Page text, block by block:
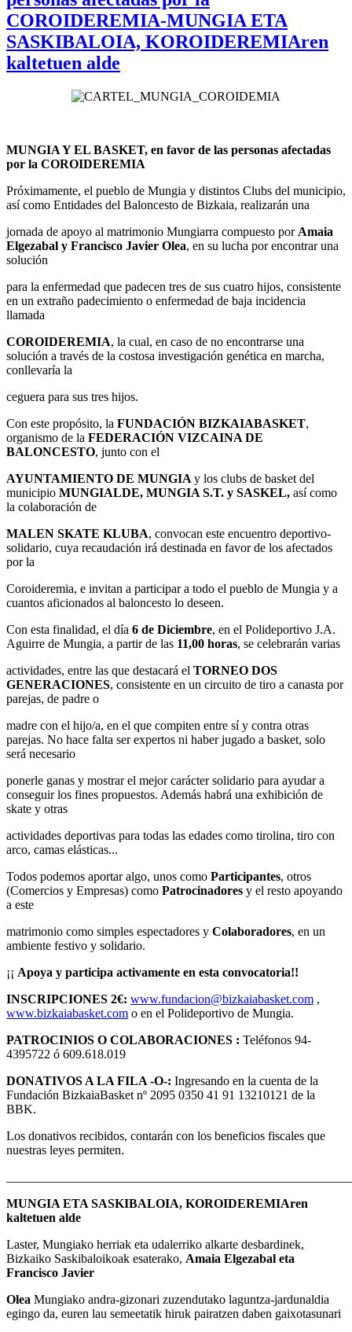
COROIDEREMIA-MUNGIA ETA
SASKIBALOIA, KOROIDEREMIAren
kaltetuen alde
MUNGIA Y EL BASKET, en favor de las personas afectadas
por la COROIDEREMIA
Próximamente, el pueblo de Mungia y distintos Clubs del municipio,
así como Entidades del Baloncesto de Bizkaia, realizarán una
jornada de apoyo al matrimonio Mungiarra compuesto por Amaia
Elgezabal y Francisco Javier Olea, en su lucha por encontrar una
solución
para la enfermedad que padecen tres de sus cuatro hijos, consistente
en un extraño padecimiento o enfermedad de baja incidencia
llamada
COROIDEREMIA, la cual, en caso de no encontrarse una
solución a través de la costosa investigación genética en marcha,
conllevaría la
ceguera para sus tres hijos.
Con este propósito, la FUNDACIÓN BIZKAIABASKET,
organismo de la FEDERACIÓN VIZCAINA DE
BALONCESTO, junto con el
AYUNTAMIENTO DE MUNGIA y los clubs de basket del
municipio MUNGIALDE, MUNGIA S.T. y SASKEL, así como
la colaboración de
MALEN SKATE KLUBA, convocan este encuentro deportivo-
solidario, cuya recaudación irá destinada en favor de los afectados
por la
Coroideremia, e invitan a participar a todo el pueblo de Mungia y a
cuantos aficionados al baloncesto lo deseen.
Con esta finalidad, el día 6 de Diciembre, en el Polideportivo J.A.
Aguirre de Mungia, a partir de las 11,00 horas, se celebrarán varias
actividades, entre las que destacará el TORNEO DOS
GENERACIONES, consistente en un circuito de tiro a canasta por
parejas, de padre o
madre con el hijo/a, en el que compiten entre sí y contra otras
parejas. No hace falta ser expertos ni haber jugado a basket, solo
será necesario
ponerle ganas y mostrar el mejor carácter solidario para ayudar a
conseguir los fines propuestos. Además habrá una exhibición de
skate y otras
actividades deportivas para todas las edades como tirolina, tiro con
arco, camas elásticas...
Todos podemos aportar algo, unos como Participantes, otros
(Comercios y Empresas) como Patrocinadores y el resto apoyando
a este
matrimonio como simples espectadores y Colaboradores, en un
ambiente festivo y solidario.
¡¡ Apoya y participa activamente en esta convocatoria!!
INSCRIPCIONES 2€: www.fundacion@bizkaiabasket.com ,
www.bizkaiabasket.com o en el Polideportivo de Mungia.
PATROCINIOS O COLABORACIONES : Teléfonos 94-
4395722 ó 609.618.019
DONATIVOS A LA FILA -O-: Ingresando en la cuenta de la
Fundación BizkaiaBasket nº 2095 0350 41 91 13210121 de la
BBK.
Los donativos recibidos, contarán con los beneficios fiscales que
nuestras leyes permiten.
MUNGIA ETA SASKIBALOIA, KOROIDEREMIAren
kaltetuen alde
Laster, Mungiako herriak eta udalerriko alkarte desbardinek,
Bizkaiko Saskibaloikoak esaterako, Amaia Elgezabal eta
Francisco Javier
Olea Mungiako andra-gizonari zuzendutako laguntza-jardunaldia
egingo da, euren lau semeetatik hiruk pairatzen daben gaixotasunari